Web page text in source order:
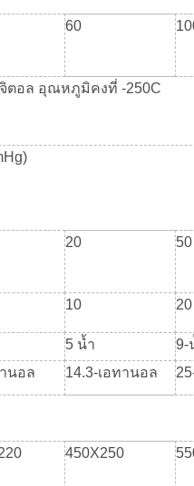
60
อล อุณหภูมิคงที่ -250C
20 50
10 20
5 น้ำ
9-
นอล 14.3-เอทานอล
450X250